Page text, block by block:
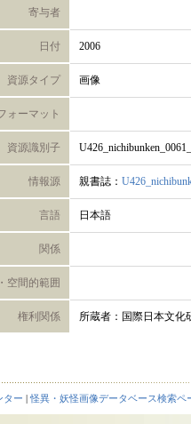
寄与者
日付 2006
資源タイプ 画像
ォーマット
資源識別子
情報源 親書誌：
言語 日本語
関係
空間的範囲
権利関係 所蔵者：国際日本文化
ター |怪異・妖怪画像データベース検索ペ